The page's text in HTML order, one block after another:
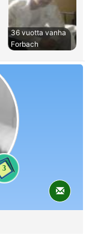
36 vuotta vanha
Forbach
3